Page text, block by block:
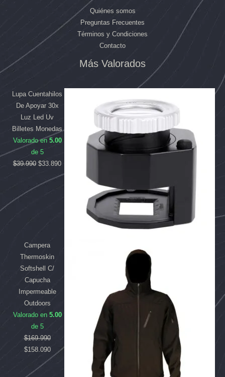
Quiénes somos
Preguntas Frecuentes
Términos y Condiciones
Contacto
Más Valorados
Lupa Cuentahilos
De Apoyar 30x
Luz Led Uv
Billetes Monedas
Valorado en 5.00
de 5
$39.990
era:
$39.990.
$33.890
es:
Campera
Thermoskin
Softshell C/
Capucha
Impermeable
Outdoors
Valorado en 5.00
de 5
$169.990
era:
$169.990.
$158.090
es:
$158.090.